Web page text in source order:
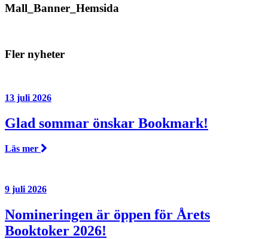
Mall_Banner_Hemsida
Fler nyheter
13 juli 2026
Glad sommar önskar Bookmark!
Läs mer
9 juli 2026
Nomineringen är öppen för Årets
Booktoker 2026!